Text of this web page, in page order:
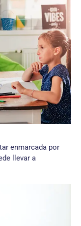
enmarcada por
llevar a